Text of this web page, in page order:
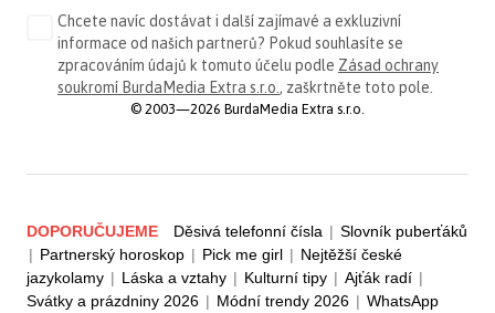
Chcete navíc dostávat i další zajímavé a exkluzivní
informace od našich partnerů? Pokud souhlasíte se
zpracováním údajů k tomuto účelu podle Zásad ochrany
soukromí BurdaMedia Extra s.r.o. , zaškrtněte toto pole.
© 2003—2026 BurdaMedia Extra s.r.o.
DOPORUČUJEME Děsivá telefonní čísla | Slovník puberťáků
| Partnerský horoskop | Pick me girl | Nejtěžší české
jazykolamy | Láska a vztahy | Kulturní tipy | Ajťák radí |
Svátky a prázdniny 2026 | Módní trendy 2026 | WhatsApp